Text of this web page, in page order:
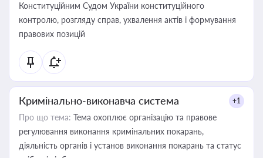
Конституційним Судом України конституційного
контролю, розгляду справ, ухвалення актів і формування
правових позицій
Кримінально-виконавча система +1
Про що тема: Тема охоплює організацію та правове
регулювання виконання кримінальних покарань,
діяльність органів і установ виконання покарань та статус